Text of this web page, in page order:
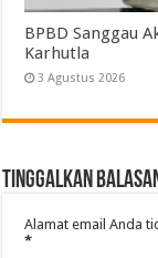
BPBD Sanggau
Karhutla
3 Agustus 2026
Tinggalkan
Alamat email Anda
*